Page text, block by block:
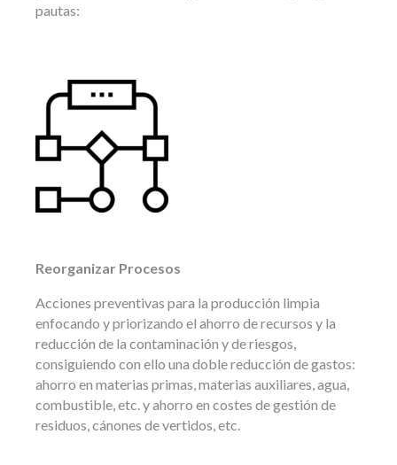
pautas:
Reorganizar Procesos
Acciones preventivas para la producción limpia
enfocando y priorizando el ahorro de recursos y la
reducción de la contaminación y de riesgos,
consiguiendo con ello una doble reducción de gastos:
ahorro en materias primas, materias auxiliares, agua,
combustible, etc. y ahorro en costes de gestión de
residuos, cánones de vertidos, etc.